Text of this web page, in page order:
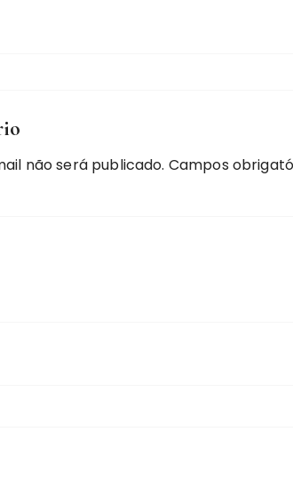
não será publicado. Campos